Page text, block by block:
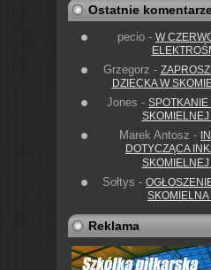
Ostatnie
pecio - W
Grzegorz -
DZIECKA W
Jones -
Marek Antosz -
DOTYCZĄCA
Sołtys -
Reklama